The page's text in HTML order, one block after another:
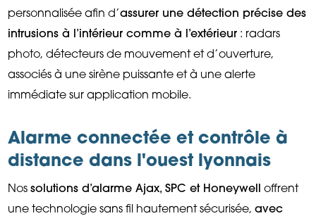
personnalisée afin d’assurer une détection précise des
intrusions à l’intérieur comme à l’extérieur : radars
photo, détecteurs de mouvement et d’ouverture,
associés à une sirène puissante et à une alerte
immédiate sur application mobile.
Alarme connectée et contrôle à
distance dans l'ouest lyonnais
Nossolutions d’alarme Ajax, SPC et Honeywell offrent
une technologie sans fil hautement sécurisée,avec